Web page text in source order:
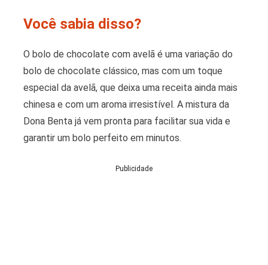
Você sabia disso?
O bolo de chocolate com avelã é uma variação do
bolo de chocolate clássico, mas com um toque
especial da avelã, que deixa uma receita ainda mais
chinesa e com um aroma irresistível. A mistura da
Dona Benta já vem pronta para facilitar sua vida e
garantir um bolo perfeito em minutos.
Publicidade